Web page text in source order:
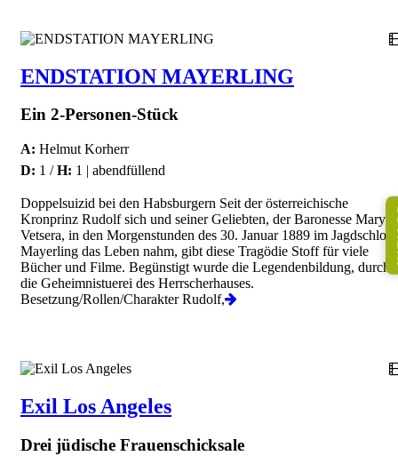
ENDSTATION MAYERLING
Ein 2-Personen-Stück
A: Helmut Korherr
D: 1 /H: 1 | abendfüllend
Doppelsuizid bei den Habsburgern Seit der österreichische
Kronprinz Rudolf sich und seiner Geliebten, der Baronesse Mary
Vetsera, in den Morgenstunden des 30. Januar 1889 im Jagdschloss
Mayerling das Leben nahm, gibt diese Tragödie Stoff für viele
Bücher und Filme. Begünstigt wurde die Legendenbildung, durch
die Geheimnistuerei des Herrscherhauses.
Besetzung/Rollen/Charakter Rudolf,
Exil Los Angeles
Drei jüdische Frauenschicksale